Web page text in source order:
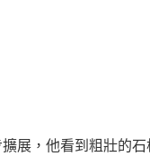
展，他看到粗壯的